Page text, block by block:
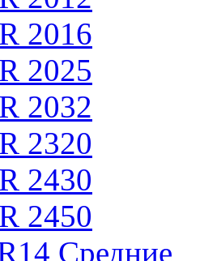
2016
2025
2032
2320
2430
2450
Средние